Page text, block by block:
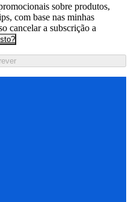
sobre produtos,
com base nas minhas
cancelar a subscrição a